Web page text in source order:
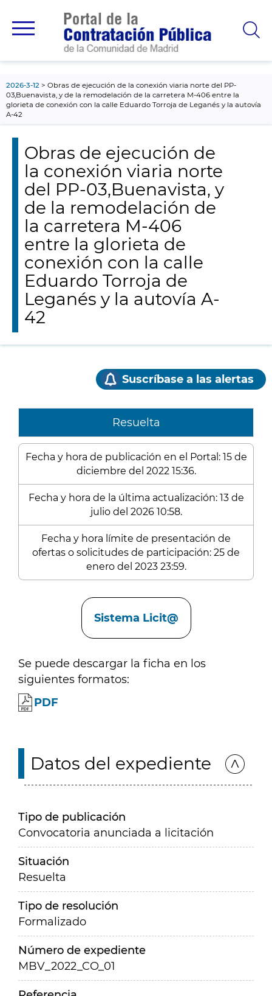
principal
2026-3-12
Obras de ejecución de la conexión viaria norte del PP-
03,Buenavista, y de la remodelación de la carretera M-406 entre la
glorieta de conexión con la calle Eduardo Torroja de Leganés y la autovía
A-42
Obras de ejecución de
la conexión viaria norte
del PP-03,Buenavista, y
de la remodelación de
la carretera M-406
entre la glorieta de
conexión con la calle
Eduardo Torroja de
Leganés y la autovía A-
42
Suscríbase a las alertas
Resuelta
Fecha y hora de publicación en el Portal: 15 de
diciembre del 2022 15:36.
Fecha y hora de la última actualización: 13 de
julio del 2026 10:58.
Fecha y hora límite de presentación de
ofertas o solicitudes de participación: 25 de
enero del 2023 23:59.
Sistema Licit@
Se puede descargar la ficha en los
siguientes formatos:
PDF
Datos del expediente
Tipo de publicación
Convocatoria anunciada a licitación
Situación
Resuelta
Tipo de resolución
Formalizado
Número de expediente
MBV_2022_CO_01